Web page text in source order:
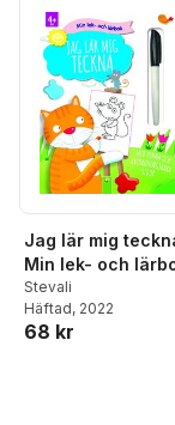
Jag lär mig
Min lek- och
Stevali
Häftad, 2022
68 kr